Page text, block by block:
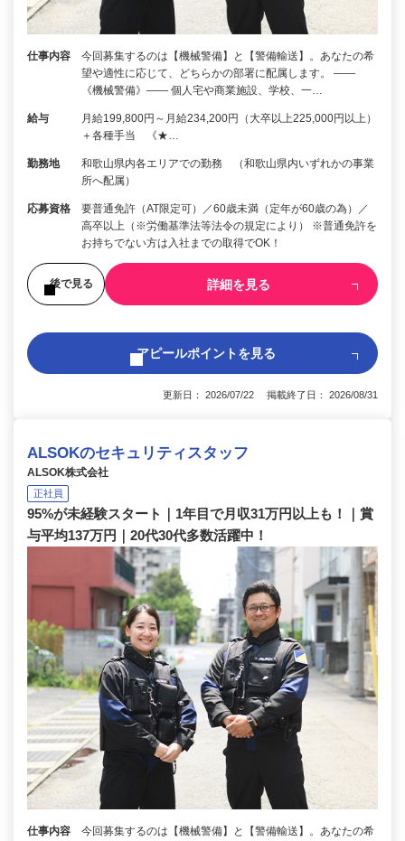
仕事内容
今回募集するのは【機械警備】と【警備輸送】。あなたの希
望や適性に応じて、どちらかの部署に配属します。 ――
《機械警備》―― 個人宅や商業施設、学校、一…
給与
月給199,800円～月給234,200円（大卒以上225,000円以上）
＋各種手当 《★…
勤務地
和歌山県内各エリアでの勤務 （和歌山県内いずれかの事業
所へ配属）
応募資格
要普通免許（AT限定可）／60歳未満（定年が60歳の為）／
高卒以上（※労働基準法等法令の規定により） ※普通免許を
お持ちでない方は入社までの取得でOK！
後で見る 詳細を見る
アピールポイントを見る
更新日： 2026/07/22 掲載終了日： 2026/08/31
ALSOKのセキュリティスタッフ
ALSOK株式会社
正社員
95%が未経験スタート｜1年目で月収31万円以上も！｜賞
与平均137万円｜20代30代多数活躍中！
仕事内容 今回募集するのは【機械警備】と【警備輸送】。あなたの希